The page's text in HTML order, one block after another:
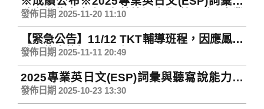
聽寫說能力大賽–文藻外語大學(校內賽) 專業
英文詞彙組
發佈日期 2025-11-20 11:10
【緊急公告】11/12 TKT輔導班程，因應鳳凰
颱風停班停課順延一週。
發佈日期 2025-11-11 20:49
2025專業英日文(ESP)詞彙與聽寫說能力大
賽(文藻外語大學校內賽)
發佈日期 2025-10-23 13:30